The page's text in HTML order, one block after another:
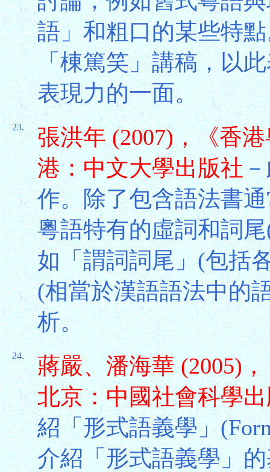
語」和粗口的某些特
「棟篤笑」講稿，以
表現力的一面。
23.
張洪年 (2007)，《香
港：中文大學出版社
作。除了包含語法書
粵語特有的虛詞和詞
如「謂詞詞尾」(包括
(相當於漢語語法中的
析。
24.
蔣嚴、潘海華 (2005)
北京：中國社會科學
紹「形式語義學」
介紹「形式語義學」